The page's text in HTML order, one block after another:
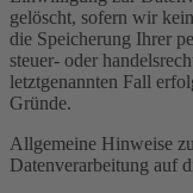
gelöscht, sofern wir
die Speicherung Ihrer
steuer- oder
letztgenannten Fall
Gründe.
Allgemeine Hinweise
Datenverarbeitung auf